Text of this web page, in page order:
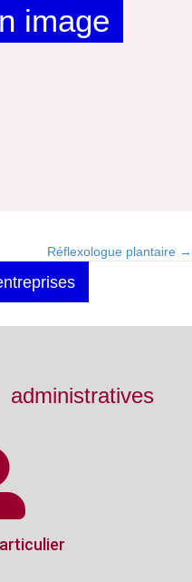
image
Réflexologue plantaire →
administratives